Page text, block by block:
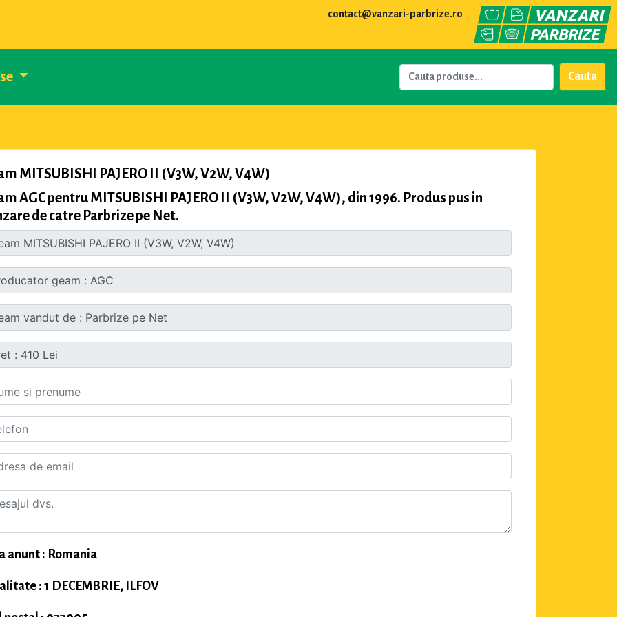
contact@vanzari-parbrize.ro
Cauta
MITSUBISHI PAJERO II (V3W, V2W, V4W)
AGC pentru MITSUBISHI PAJERO II (V3W, V2W, V4W), din 1996. Produs pus in
de catre Parbrize pe Net.
anunt : Romania
: 1 DECEMBRIE, ILFOV